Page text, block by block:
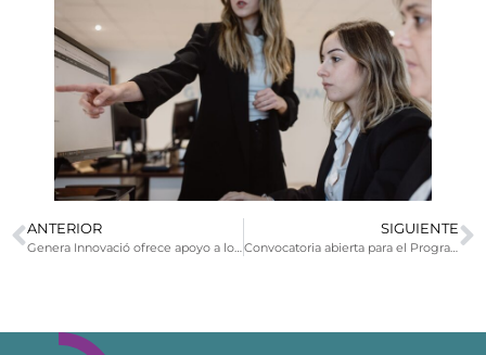
ANTERIOR
Genera Innovació ofrece apoyo a los ayuntamientos en la gestión de los Fondos de Transición Nuclear.
SIGUIENTE
Convocatoria abierta para el Programa de Apoyo a las Mujeres en Ámbitos Rural y Urbano.